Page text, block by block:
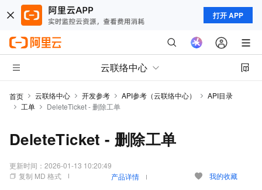
打开 APP
云联络中心
首页 云联络中心 开发参考 API参考（云联络中心）
API目录
工单
DeleteTicket - 删除工单
DeleteTicket - 删除工单
更新时间： 2026-01-13 10:20:49
复制 MD 格式
产品详情 我的收藏